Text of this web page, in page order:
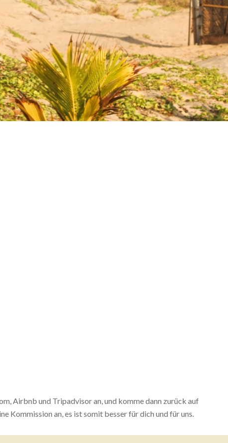
Airbnb und Tripadvisor an, und komme dann zurück auf
Kommission an, es ist somit besser für dich und für uns.